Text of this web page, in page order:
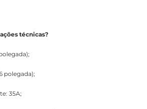
técnicas?
polegada);
35A;